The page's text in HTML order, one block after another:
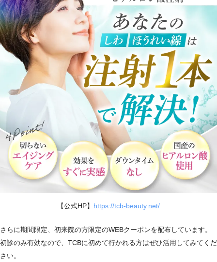
※引用元：beauty.hotpepper.jp
女性
※引用元： clinic.beauty.hotpepper.jp
【公式HP】 https://tcb-beauty.net/
さらに期間限定、初来院の方限定のWEBクーポンを配布しています。
初診のみ有効なので、TCBに初めて行かれる方はぜひ活用してみてくだ
さい。